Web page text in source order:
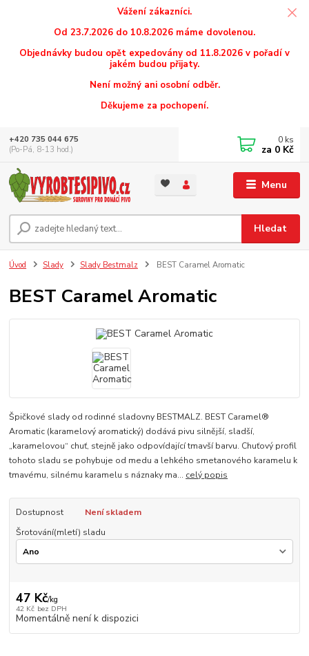
Vážení zákazníci.
Od 23.7.2026 do 10.8.2026 máme dovolenou.
Objednávky budou opět expedovány od 11.8.2026 v pořadí v
jakém budou přijaty.
Není možný ani osobní odběr.
Děkujeme za pochopení.
Menu
Hledat
+420 735 044 675
(Po-Pá, 8-13 hod.)
0 ks
za 0 Kč
Úvod Slady Slady Bestmalz BEST Caramel Aromatic
BEST Caramel Aromatic
Špičkové slady od rodinné sladovny BESTMALZ. BEST Caramel®
Aromatic (karamelový aromatický) dodává pivu silnější, sladší,
„karamelovou“ chuť, stejně jako odpovídající tmavší barvu. Chuťový profil
tohoto sladu se pohybuje od medu a lehkého smetanového karamelu k
tmavému, silnému karamelu s náznaky ma... celý popis
Dostupnost
Není skladem
Šrotování(mletí) sladu
47 Kč/kg
42 Kč bez DPH
Momentálně není k dispozici